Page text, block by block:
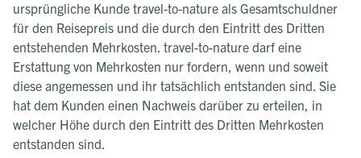
ursprüngliche Kunde travel-to-nature als Gesamtschuldner
für den Reisepreis und die durch den Eintritt des Dritten
entstehenden Mehrkosten. travel-to-nature darf eine
Erstattung von Mehrkosten nur fordern, wenn und soweit
diese angemessen und ihr tatsächlich entstanden sind. Sie
hat dem Kunden einen Nachweis darüber zu erteilen, in
welcher Höhe durch den Eintritt des Dritten Mehrkosten
entstanden sind.